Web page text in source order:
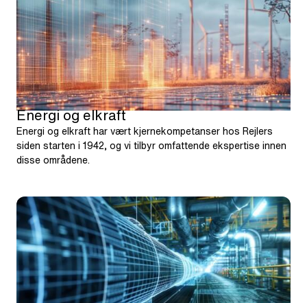
Energi og elkraft
Energi og elkraft har vært kjernekompetanser hos Rejlers
siden starten i 1942, og vi tilbyr omfattende ekspertise innen
disse områdene.